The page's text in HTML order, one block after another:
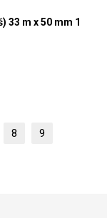
33 m x 50 mm 1
8
9